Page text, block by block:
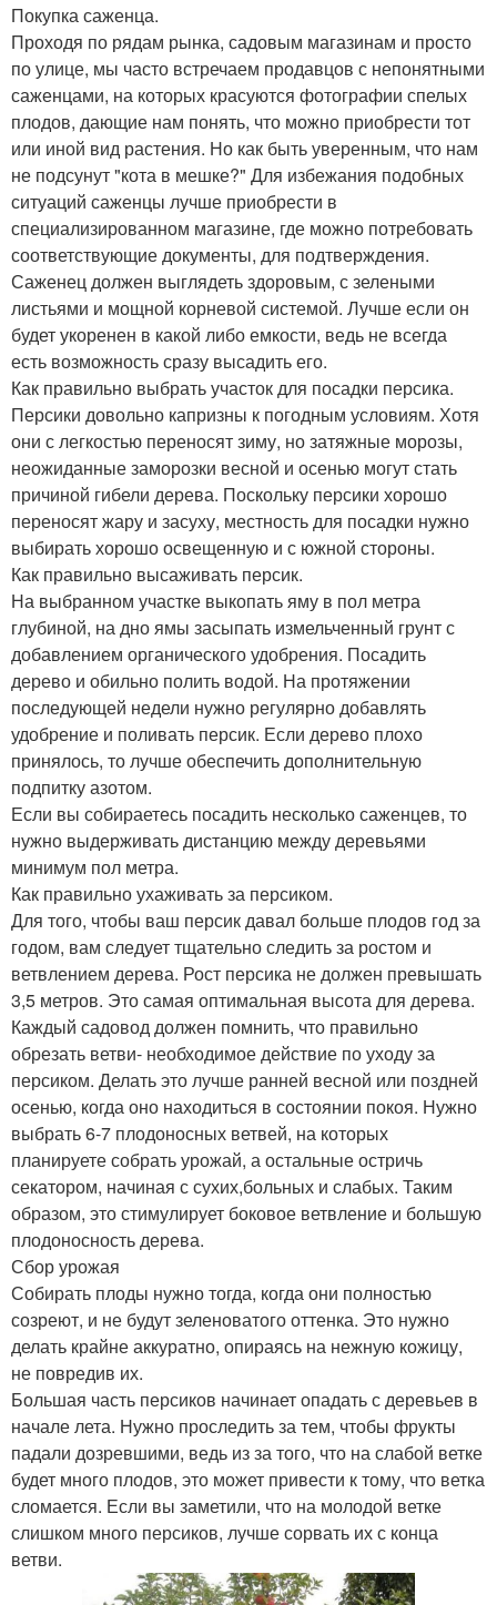
Покупка саженца.
Проходя по рядам рынка, садовым магазинам и просто
по улице, мы часто встречаем продавцов с непонятными
саженцами, на которых красуются фотографии спелых
плодов, дающие нам понять, что можно приобрести тот
или иной вид растения. Но как быть уверенным, что нам
не подсунут "кота в мешке?" Для избежания подобных
ситуаций саженцы лучше приобрести в
специализированном магазине, где можно потребовать
соответствующие документы, для подтверждения.
Саженец должен выглядеть здоровым, с зелеными
листьями и мощной корневой системой. Лучше если он
будет укоренен в какой либо емкости, ведь не всегда
есть возможность сразу высадить его.
Как правильно выбрать участок для посадки персика.
Персики довольно капризны к погодным условиям. Хотя
они с легкостью переносят зиму, но затяжные морозы,
неожиданные заморозки весной и осенью могут стать
причиной гибели дерева. Поскольку персики хорошо
переносят жару и засуху, местность для посадки нужно
выбирать хорошо освещенную и с южной стороны.
Как правильно высаживать персик.
На выбранном участке выкопать яму в пол метра
глубиной, на дно ямы засыпать измельченный грунт с
добавлением органического удобрения. Посадить
дерево и обильно полить водой. На протяжении
последующей недели нужно регулярно добавлять
удобрение и поливать персик. Если дерево плохо
принялось, то лучше обеспечить дополнительную
подпитку азотом.
Если вы собираетесь посадить несколько саженцев, то
нужно выдерживать дистанцию между деревьями
минимум пол метра.
Как правильно ухаживать за персиком.
Для того, чтобы ваш персик давал больше плодов год за
годом, вам следует тщательно следить за ростом и
ветвлением дерева. Рост персика не должен превышать
3,5 метров. Это самая оптимальная высота для дерева.
Каждый садовод должен помнить, что правильно
обрезать ветви- необходимое действие по уходу за
персиком. Делать это лучше ранней весной или поздней
осенью, когда оно находиться в состоянии покоя. Нужно
выбрать 6-7 плодоносных ветвей, на которых
планируете собрать урожай, а остальные остричь
секатором, начиная с сухих,больных и слабых. Таким
образом, это стимулирует боковое ветвление и большую
плодоносность дерева.
Сбор урожая
Собирать плоды нужно тогда, когда они полностью
созреют, и не будут зеленоватого оттенка. Это нужно
делать крайне аккуратно, опираясь на нежную кожицу,
не повредив их.
Большая часть персиков начинает опадать с деревьев в
начале лета. Нужно проследить за тем, чтобы фрукты
падали дозревшими, ведь из за того, что на слабой ветке
будет много плодов, это может привести к тому, что ветка
сломается. Если вы заметили, что на молодой ветке
слишком много персиков, лучше сорвать их с конца
ветви.